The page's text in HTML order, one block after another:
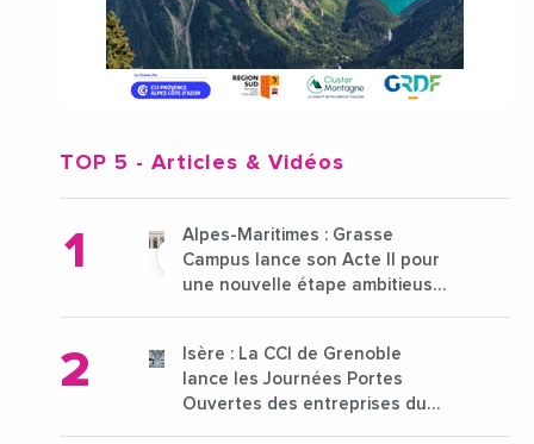
TOP 5 - Articles & Vidéos
Alpes-Maritimes : Grasse
Campus lance son Acte II pour
une nouvelle étape ambitieuse
Isère : La CCI de Grenoble
lance les Journées Portes
Ouvertes des entreprises du